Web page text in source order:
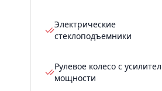
Электрические
стеклоподъемники
Рулевое колесо с
мощности